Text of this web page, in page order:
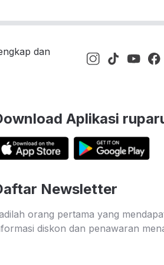
dan
Aplikasi
Newsletter
orang pertama yang
diskon dan penawaran